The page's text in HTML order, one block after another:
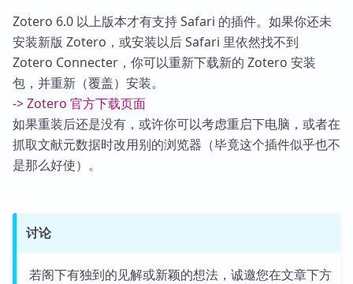
Zotero 6.0 以上版本才有支持 Safari 的插件。如果你还未
安装新版 Zotero，或安装以后 Safari 里依然找不到
Zotero Connecter，你可以重新下载新的 Zotero 安装
包，并重新（覆盖）安装。
-> Zotero 官方下载页面
如果重装后还是没有，或许你可以考虑重启下电脑，或者在
抓取文献元数据时改用别的浏览器（毕竟这个插件似乎也不
是那么好使）。
讨论
若阁下有独到的见解或新颖的想法，诚邀您在文章下方